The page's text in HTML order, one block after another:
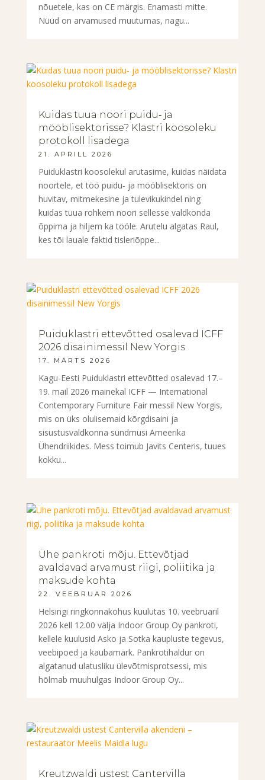
nõuetele, kas on CE märgis. Enamasti mitte.
Nüüd on arvamused muutumas, nagu...
Kuidas tuua noori puidu‑ ja
mööblisektorisse? Klastri koosoleku
protokoll lisadega
21. APRILL 2026
Puiduklastri koosolekul arutasime, kuidas näidata
noortele, et töö puidu‑ ja mööblisektoris on
huvitav, mitmekesine ja tulevikukindel ning
kuidas tuua rohkem noori sellesse valdkonda
õppima ja hiljem ka tööle. Arutelu algatas Raul,
kes tõi lauale faktid tisleriõppe...
Puiduklastri ettevõtted osalevad ICFF
2026 disainimessil New Yorgis
17. MÄRTS 2026
Kagu-Eesti Puiduklastri ettevõtted osalevad 17.–
19. mail 2026 mainekal ICFF — International
Contemporary Furniture Fair messil New Yorgis,
mis on üks olulisemaid kõrgdisaini ja
sisustusvaldkonna sündmusi Ameerika
Ühendriikides. Mess toimub Javits Centeris, tuues
kokku...
Ühe pankroti mõju. Ettevõtjad
avaldavad arvamust riigi, poliitika ja
maksude kohta
22. VEEBRUAR 2026
Helsingi ringkonnakohus kuulutas 10. veebruaril
2026 kell 12.00 välja Indoor Group Oy pankroti,
kellele kuulusid Asko ja Sotka kaupluste tegevus,
veebipoed ja kaubamärk. Pankrotihaldur on
algatanud ulatusliku ülevõtmisprotsessi, mis
hõlmab muuhulgas Indoor Group Oy...
Kreutzwaldi ustest Cantervilla